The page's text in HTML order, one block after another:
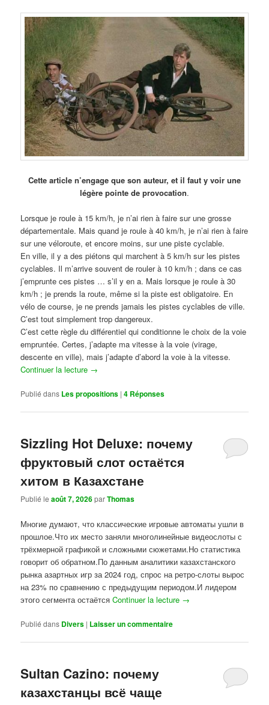
Cette article n’engage que son auteur, et il faut y voir une
légère pointe de provocation.
Lorsque je roule à 15 km/h, je n’ai rien à faire sur une grosse
départementale. Mais quand je roule à 40 km/h, je n’ai rien à faire
sur une véloroute, et encore moins, sur une piste cyclable.
En ville, il y a des piétons qui marchent à 5 km/h sur les pistes
cyclables. Il m’arrive souvent de rouler à 10 km/h ; dans ce cas
j’emprunte ces pistes … s’il y en a. Mais lorsque je roule à 30
km/h ; je prends la route, même si la piste est obligatoire. En
vélo de course, je ne prends jamais les pistes cyclables de ville.
C’est tout simplement trop dangereux.
C’est cette règle du différentiel qui conditionne le choix de la voie
empruntée. Certes, j’adapte ma vitesse à la voie (virage,
descente en ville), mais j’adapte d’abord la voie à la vitesse.
Continuer la lecture →
Publié dans Les propositions |4 Réponses
Sizzling Hot Deluxe: почему
фруктовый слот остаётся
хитом в Казахстане
Publié leaoût 7, 2026parThomas
Многие думают, что классические игровые автоматы ушли в
прошлое.Что их место заняли многолинейные видеослоты с
трёхмерной графикой и сложными сюжетами.Но статистика
говорит об обратном.По данным аналитики казахстанского
рынка азартных игр за 2024 год, спрос на ретро-слоты вырос
на 23% по сравнению с предыдущим периодом.И лидером
этого сегмента остаётсяContinuer la lecture →
Publié dans Divers | Laisser un commentaire
Sultan Cazino: почему
казахстанцы всё чаще